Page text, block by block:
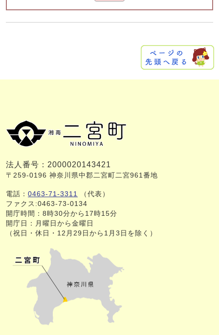
法人番号：2000020143421
〒259-0196 神奈川県中郡二宮町二宮961番地
電話： 0463-71-3311
（代表）
ファクス:0463-73-0134
開庁時間：8時30分から17時15分
開庁日：月曜日から金曜日
（祝日・休日・12月29日から1月3日を除く）